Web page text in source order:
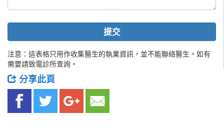
提交
注意：這表格只用作收集醫生的執業資訊，並不能聯絡醫生。如有
需要請致電診所查詢。
分享此頁